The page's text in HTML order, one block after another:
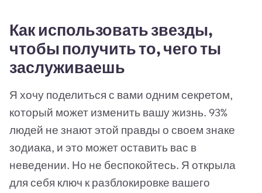
Как использовать звезды,
чтобы получить то, чего ты
заслуживаешь
Я хочу поделиться с вами одним секретом,
который может изменить вашу жизнь. 93%
людей не знают этой правды о своем знаке
зодиака, и это может оставить вас в
неведении. Но не беспокойтесь. Я открыла
для себя ключ к разблокировке вашего